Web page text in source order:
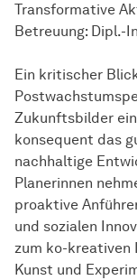
Transformative
Betreuung: Dipl.-
Ein kritischer
Zukunftsbilder
konsequent das
nachhaltige
Planerinnen
proaktive
und sozialen
zum ko-kreativen
Kunst und